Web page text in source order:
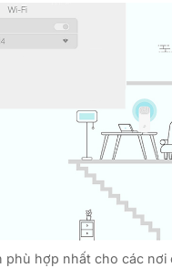
phù hợp nhất cho các nơi